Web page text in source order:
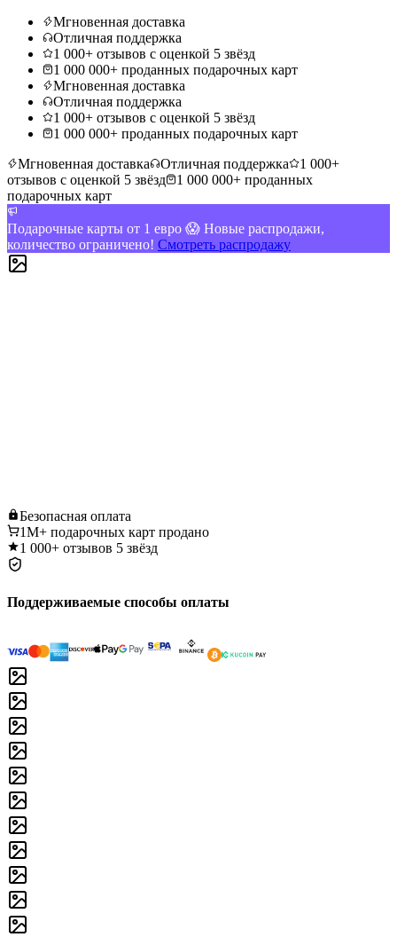
Мгновенная доставка
Отличная поддержка
1 000+ отзывов с оценкой 5 звёзд
1 000 000+ проданных подарочных карт
Мгновенная доставка
Отличная поддержка
1 000+ отзывов с оценкой 5 звёзд
1 000 000+ проданных подарочных карт
Мгновенная доставка
Отличная поддержка
1 000+
отзывов с оценкой 5 звёзд
1 000 000+ проданных
подарочных карт
Подарочные карты от 1 евро 😱 Новые распродажи,
количество ограничено! Смотреть распродажу
Безопасная оплата
1M+ подарочных карт продано
1 000+ отзывов 5 звёзд
Поддерживаемые способы оплаты